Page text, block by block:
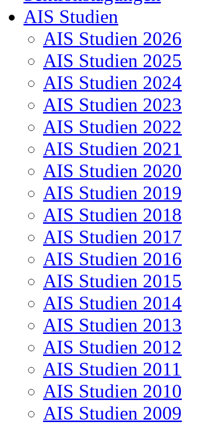
AIS Studien
AIS Studien 2026
AIS Studien 2025
AIS Studien 2024
AIS Studien 2023
AIS Studien 2022
AIS Studien 2021
AIS Studien 2020
AIS Studien 2019
AIS Studien 2018
AIS Studien 2017
AIS Studien 2016
AIS Studien 2015
AIS Studien 2014
AIS Studien 2013
AIS Studien 2012
AIS Studien 2011
AIS Studien 2010
AIS Studien 2009